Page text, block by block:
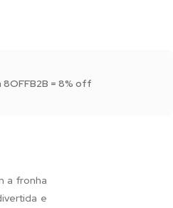
8OFFB2B = 8% off
a fronha
e